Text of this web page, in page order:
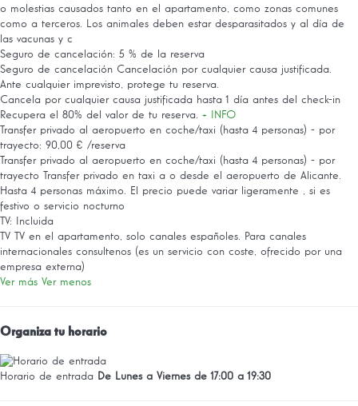
o molestias causados tanto en el apartamento, como zonas comunes
como a terceros. Los animales deben estar desparasitados y al día de
las vacunas y c
Seguro de cancelación: 5 % de la reserva
Seguro de cancelación Cancelación por cualquier causa justificada.
Ante cualquier imprevisto, protege tu reserva.
Cancela por cualquier causa justificada hasta 1 día antes del check-in
Recupera el 80% del valor de tu reserva. + INFO
Transfer privado al aeropuerto en coche/taxi (hasta 4 personas) - por
trayecto: 90,00 € /reserva
Transfer privado al aeropuerto en coche/taxi (hasta 4 personas) - por
trayecto Transfer privado en taxi a o desde el aeropuerto de Alicante.
Hasta 4 personas máximo. El precio puede variar ligeramente , si es
festivo o servicio nocturno
TV: Incluida
TV TV en el apartamento, solo canales españoles. Para canales
internacionales consultenos (es un servicio con coste, ofrecido por una
empresa externa)
Ver más Ver menos
Organiza tu horario
Horario de entrada De Lunes a Viernes de 17:00 a 19:30